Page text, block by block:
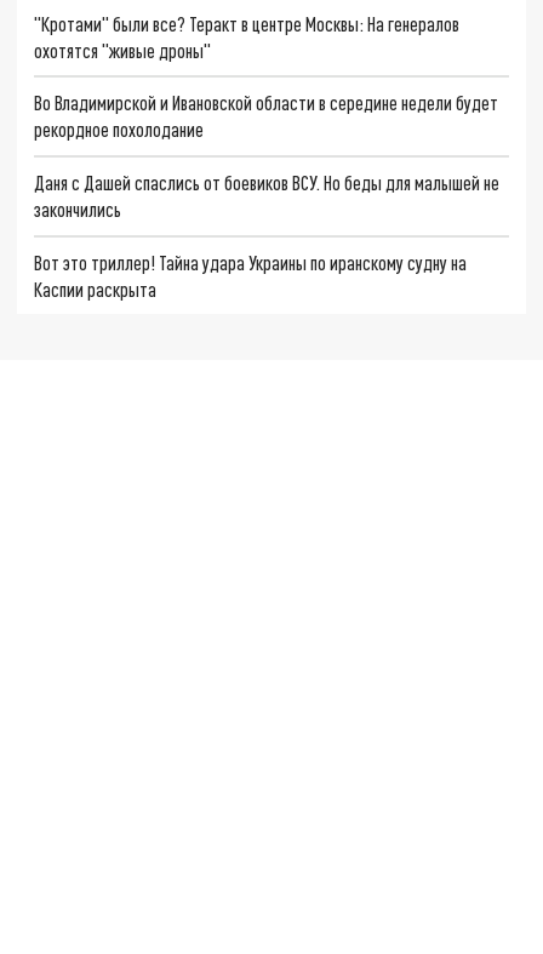
"Кротами" были все? Теракт в центре Москвы: На генералов
охотятся "живые дроны"
Во Владимирской и Ивановской области в середине недели будет
рекордное похолодание
Даня с Дашей спаслись от боевиков ВСУ. Но беды для малышей не
закончились
Вот это триллер! Тайна удара Украины по иранскому судну на
Каспии раскрыта